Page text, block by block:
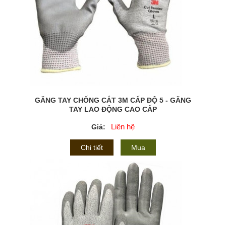
GĂNG TAY CHỐNG CẮT 3M CẤP ĐỘ 5 - GĂNG
TAY LAO ĐỘNG CAO CẤP
Giá: Liên hệ
Chi tiết Mua